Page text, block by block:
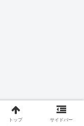
トップ サイドバー